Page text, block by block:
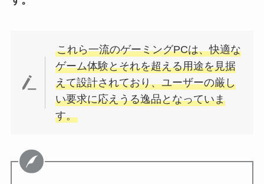
これら一流のゲーミングPCは、快適な
ゲーム体験とそれを超える用途を見据
えて設計されており、ユーザーの厳し
い要求に応えうる逸品となっていま
す。